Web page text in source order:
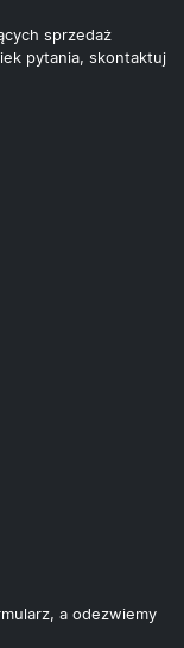
sprzedaż
pytania, skontaktuj
a odezwiemy